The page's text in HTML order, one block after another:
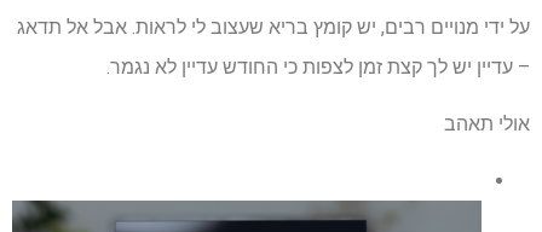
על ידי מנויים רבים, יש קומץ בריא שעצוב לי לראות. אבל אל תדאג
– עדיין יש לך קצת זמן לצפות כי החודש עדיין לא נגמר.
אולי תאהב